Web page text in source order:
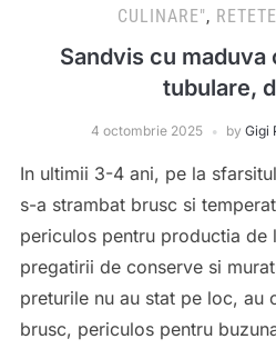
CULINARE",
Sandvis cu maduva
tubulare,
4 octombrie 2025 by Gigi
In ultimii 3-4 ani, pe la
s-a strambat brusc si
periculos pentru productia de
pregatirii de conserve si
preturile nu au stat pe loc, au
brusc, periculos pentru